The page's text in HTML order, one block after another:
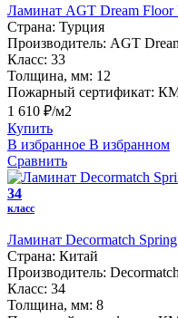
Ламинат AGT Dream Floor
Страна: Турция
Производитель: AGT
Класс: 33
Толщина, мм: 12
Пожарный сертификат:
1 610 ₽/м2
Купить
В избранное В избранном
Сравнить
34
класс
Ламинат Decormatch
Страна: Китай
Производитель: Decormatch
Класс: 34
Толщина, мм: 8